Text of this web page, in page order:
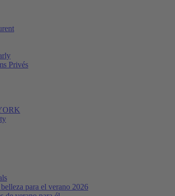
Privés
para el verano 2026